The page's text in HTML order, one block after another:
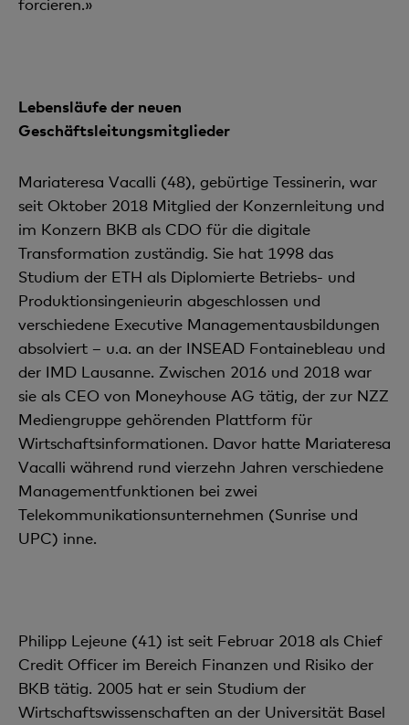
forcieren.»
Lebensläufe der neuen
Geschäftsleitungsmitglieder
Mariateresa Vacalli (48), gebürtige Tessinerin, war
seit Oktober 2018 Mitglied der Konzernleitung und
im Konzern BKB als CDO für die digitale
Transformation zuständig. Sie hat 1998 das
Studium der ETH als Diplomierte Betriebs- und
Produktionsingenieurin abgeschlossen und
verschiedene Executive Managementausbildungen
absolviert – u.a. an der INSEAD Fontainebleau und
der IMD Lausanne. Zwischen 2016 und 2018 war
sie als CEO von Moneyhouse AG tätig, der zur NZZ
Mediengruppe gehörenden Plattform für
Wirtschaftsinformationen. Davor hatte Mariateresa
Vacalli während rund vierzehn Jahren verschiedene
Managementfunktionen bei zwei
Telekommunikationsunternehmen (Sunrise und
UPC) inne.
Philipp Lejeune (41) ist seit Februar 2018 als Chief
Credit Officer im Bereich Finanzen und Risiko der
BKB tätig. 2005 hat er sein Studium der
Wirtschaftswissenschaften an der Universität Basel